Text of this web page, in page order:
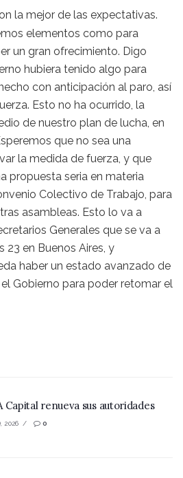
la mejor de las expectativas.
elementos como para
un gran ofrecimiento. Digo
hubiera tenido algo para
con anticipación al paro, así
Esto no ha ocurrido, la
de nuestro plan de lucha, en
que no sea una
la medida de fuerza, y que
propuesta seria en materia
Colectivo de Trabajo, para
asambleas. Esto lo va a
Generales que se va a
23 en Buenos Aires, y
haber un estado avanzado de
Gobierno para poder retomar el
Capital renueva sus autoridades
2026 0